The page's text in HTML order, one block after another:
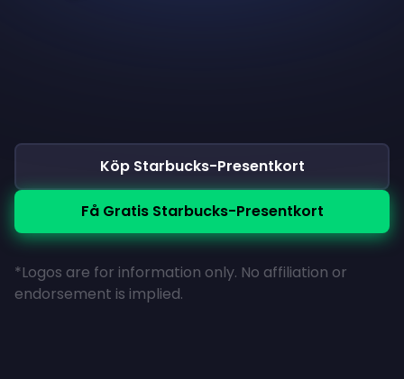
Köp Starbucks-Presentkort
Få Gratis Starbucks-Presentkort
*Logos are for information only. No affiliation or
endorsement is implied.